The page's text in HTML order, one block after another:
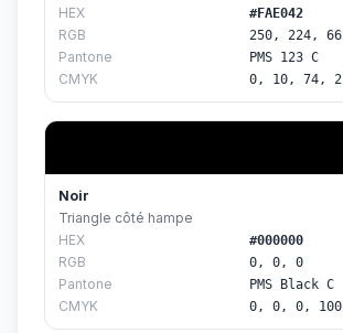
HEX
#FAE042
RGB 250, 224, 66
Pantone PMS 123 C
CMYK 0, 10, 74, 2
Noir
Triangle côté hampe
HEX
#000000
RGB 0, 0, 0
Pantone PMS Black C
CMYK 0, 0, 0, 100